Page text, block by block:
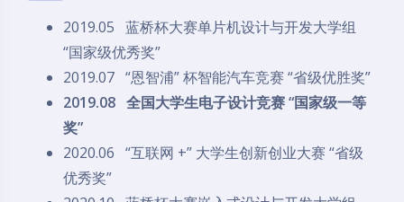
2019.05 蓝桥杯大赛单片机设计与开发大学组
“国家级优秀奖”
2019.07 “恩智浦” 杯智能汽车竞赛 “省级优胜奖”
2019.08 全国大学生电子设计竞赛 “国家级一等
奖”
2020.06 “互联网 +” 大学生创新创业大赛 “省级
优秀奖”